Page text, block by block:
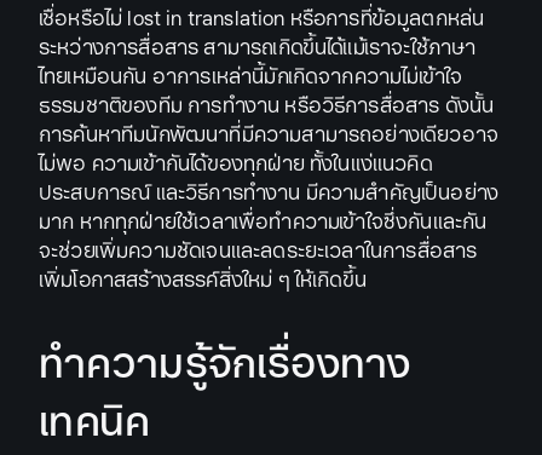
เชื่อหรือไม่ lost in translation หรือการที่ข้อมูลตกหล่น
ระหว่างการสื่อสาร สามารถเกิดขึ้นได้แม้เราจะใช้ภาษา
ไทยเหมือนกัน อาการเหล่านี้มักเกิดจากความไม่เข้าใจ
ธรรมชาติของทีม การทำงาน หรือวิธีการสื่อสาร ดังนั้น
การค้นหาทีมนักพัฒนาที่มีความสามารถอย่างเดียวอาจ
ไม่พอ ความเข้ากันได้ของทุกฝ่าย ทั้งในแง่แนวคิด
ประสบการณ์ และวิธีการทำงาน มีความสำคัญเป็นอย่าง
มาก หากทุกฝ่ายใช้เวลาเพื่อทำความเข้าใจซึ่งกันและกัน
จะช่วยเพิ่มความชัดเจนและลดระยะเวลาในการสื่อสาร
เพิ่มโอกาสสร้างสรรค์สิ่งใหม่ ๆ ให้เกิดขึ้น
ทำความรู้จักเรื่องทาง
เทคนิค